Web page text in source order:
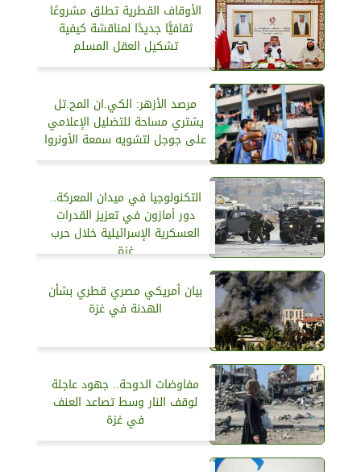
الأوقاف القطرية تطلق مشروعًا
ثقافيًّا جديدًا لمناقشة كيفية
تشكيل العقل المسلم
مرصد الأزهر: الكي.ان المح.تل
يشتري مساحة للتضليل الإعلامي
على جوجل لتشويه سمعة الأونروا
التكنولوجيا في ميدان المعركة..
دور أمازون في تعزيز القدرات
العسكرية الإسرائيلية خلال حرب
غزة
بيان أمريكي مصري قطري بشأن
الهدنة في غزة
مفاوضات الدوحة.. جهود عاجلة
لوقف النار وسط تصاعد العنف
في غزة